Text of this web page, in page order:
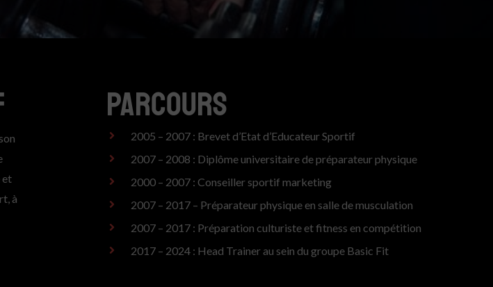
et
, à
Parcours
2005 – 2007 : Brevet d’Etat d’Educateur Sportif
2007 – 2008 : Diplôme universitaire de préparateur physique
2000 – 2007 : Conseiller sportif marketing
2007 – 2017 – Préparateur physique en salle de musculation
2007 – 2017 : Préparation culturiste et fitness en compétition
2017 – 2024 : Head Trainer au sein du groupe Basic Fit